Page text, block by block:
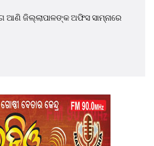
ଜିଲ୍ଲାପାଳଙ୍କ ଅଫିସ ସାମ୍ନାରେ